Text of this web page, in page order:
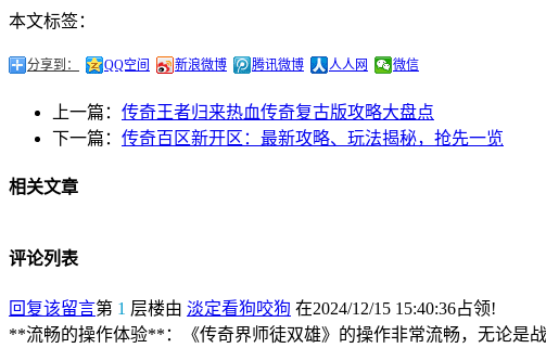
本文标签：
分享到： QQ空间 新浪微博 腾讯微博 人人网 微信
上一篇： 传奇王者归来热血传奇复古版攻略大盘点
下一篇： 传奇百区新开区：最新攻略、玩法揭秘，抢先一览
相关文章
评论列表
回复该留言第 1 层楼由 淡定看狗咬狗 在2024/12/15 15:40:36占领!
**流畅的操作体验**：《传奇界师徒双雄》的操作非常流畅，无论是